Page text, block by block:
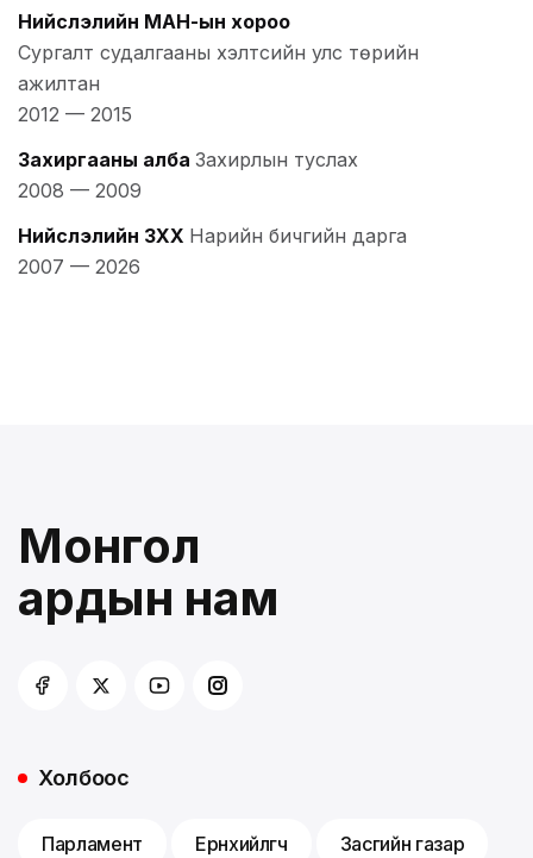
Нийслэлийн МАН-ын хороо
Сургалт судалгааны хэлтсийн улс төрийн
ажилтан
2012 — 2015
Захиргааны алба Захирлын туслах
2008 — 2009
Нийслэлийн ЗХХ Нарийн бичгийн дарга
2007 — 2026
Монгол
ардын нам
Холбоос
Парламент Ерөнхийлөгч Засгийн газар